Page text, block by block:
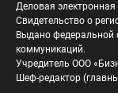
Деловая электронная
Свидетельство о
Выдано федеральной
коммуникаций.
Учредитель ООО
Шеф-редактор